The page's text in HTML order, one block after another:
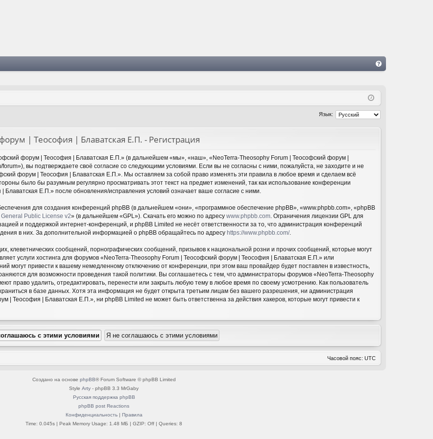
Q
Язык:
| Теософия | Блаватская Е.П. - Регистрация
форум | Теософия | Блаватская Е.П.» (в дальнейшем «мы», «наш», «NeoTerra-Theosophy Forum | Теософский форум |
вы подтверждаете своё согласие со следующими условиями. Если вы не согласны с ними, пожалуйста, не заходите и не
форум | Теософия | Блаватская Е.П.». Мы оставляем за собой право изменять эти правила в любое время и сделаем всё
было бы разумным регулярно просматривать этот текст на предмет изменений, так как использование конференции
Е.П.» после обновления/исправления условий означает ваше согласие с ними.
для создания конференций phpBB (в дальнейшем «они», «программное обеспечение phpBB», «www.phpbb.com», «phpBB
Public License v2» (в дальнейшем «GPL»). Скачать его можно по адресу www.phpbb.com. Ограничения лицензии GPL для
и поддержкой интернет-конференций, и phpBB Limited не несёт ответственности за то, что администрация конференций
в них. За дополнительной информацией о phpBB обращайтесь по адресу https://www.phpbb.com/.
клеветнических сообщений, порнографических сообщений, призывов к национальной розни и прочих сообщений, которые могут
услуги хостинга для форумов «NeoTerra-Theosophy Forum | Теософский форум | Теософия | Блаватская Е.П.» или
могут привести к вашему немедленному отключению от конференции, при этом ваш провайдер будет поставлен в известность,
для возможности проведения такой политики. Вы соглашаетесь с тем, что администраторы форумов «NeoTerra-Theosophy
право удалить, отредактировать, перенести или закрыть любую тему в любое время по своему усмотрению. Как пользователь
в базе данных. Хотя эта информация не будет открыта третьим лицам без вашего разрешения, ни администрация
| Теософия | Блаватская Е.П.», ни phpBB Limited не может быть ответственна за действия хакеров, которые могут привести к
Часовой пояс: UTC
Создано на основе phpBB® Forum Software © phpBB Limited
Style Arty - phpBB 3.3 MrGaby
Русская поддержка phpBB
phpBB post Reactions
Конфиденциальность| Правила
Time: 0.045s | Peak Memory Usage: 1.48 МБ | GZIP: Off | Queries: 8